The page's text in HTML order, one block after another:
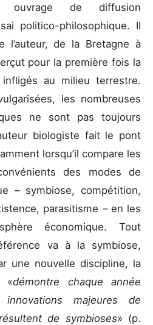
ouvrage de diffusion
politico-philosophique. Il
l’auteur, de la Bretagne à
pour la première fois la
au milieu terrestre.
les nombreuses
ne sont pas toujours
biologiste fait le pont
lorsqu’il compare les
des modes de
– symbiose, compétition,
parasitisme – en les
économique. Tout
va à la symbiose,
une nouvelle discipline, la
«démontre chaque année
majeures de
de symbioses» (p.